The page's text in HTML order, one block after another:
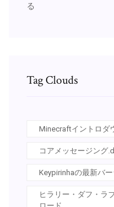
る
Tag Clouds
Minecraftイントロダ
コアメッセージング
Keypirinhaの最新バ
ヒラリー・ダフ・ラ